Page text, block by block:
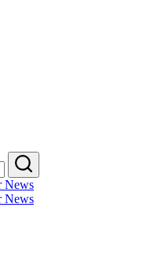
Search
Gempur
News
Gempur